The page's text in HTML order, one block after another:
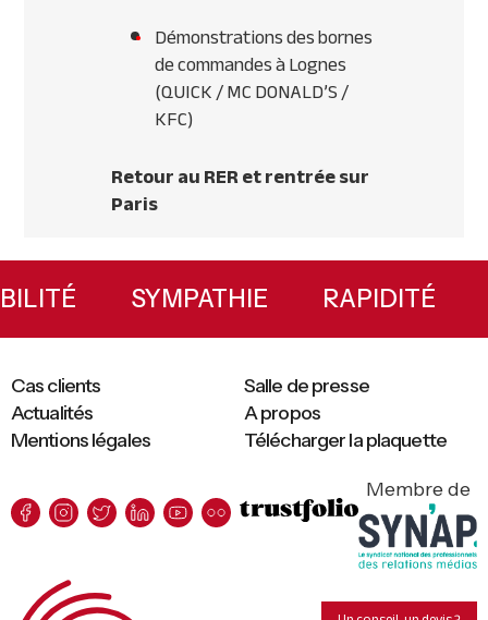
Démonstrations des bornes
de commandes à Lognes
(QUICK/ MCDONALD’S /
KFC)
Retour auRERet rentrée sur
Paris
Primary
Sidebar
SYMPATHIE RAPIDITÉ
Mentions légales Télécharger la plaquette
Cas clients
Salle de presse
Actualités
A propos
Membre de